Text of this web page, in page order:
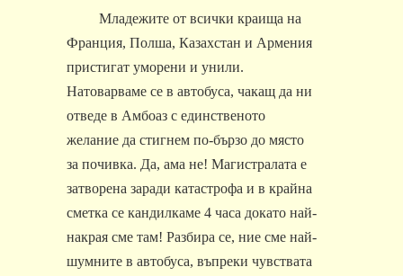
Младежите от всички краища на
Франция, Полша, Казахстан и Армения
пристигат уморени и унили.
Натоварваме се в автобуса, чакащ да ни
отведе в Амбоаз с единственото
желание да стигнем по-бързо до място
за почивка. Да, ама не! Магистралата е
затворена заради катастрофа и в крайна
сметка се кандилкаме 4 часа докато най-
накрая сме там! Разбира се, ние сме най-
шумните в автобуса, въпреки чувствата